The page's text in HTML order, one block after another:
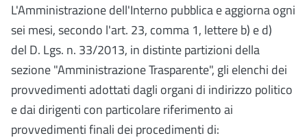
L'Amministrazione dell'Interno pubblica e aggiorna ogni
sei mesi, secondo l'art. 23, comma 1, lettere b) e d)
del D. Lgs. n. 33/2013, in distinte partizioni della
sezione "Amministrazione Trasparente", gli elenchi dei
provvedimenti adottati dagli organi di indirizzo politico
e dai dirigenti con particolare riferimento ai
provvedimenti finali dei procedimenti di: